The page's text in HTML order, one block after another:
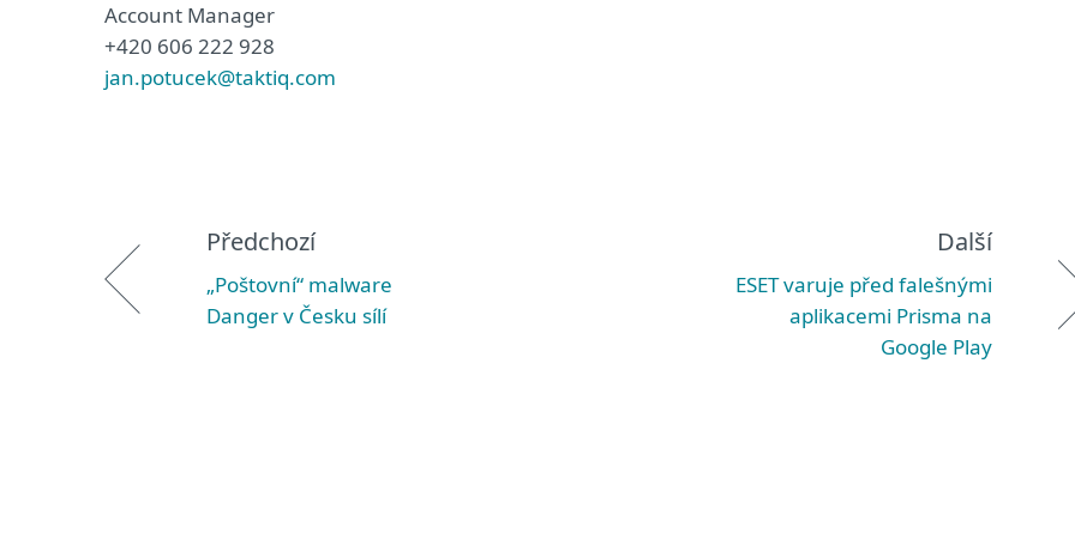
Account Manager
+420 606 222 928
jan.potucek@taktiq.com
Předchozí
„Poštovní“ malware
Danger v Česku sílí
Další
ESET varuje před falešnými
aplikacemi Prisma na
Google Play